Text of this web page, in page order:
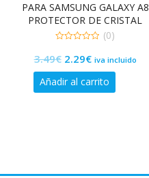
PARA SAMSUNG GALAXY A8
PROTECTOR DE CRISTAL
TEMPLADO PREMIUM 9H
de
5
(0)
3.49€ El
precio
original
2.29€El
precio
actual
iva incluido
Añadir al carrito